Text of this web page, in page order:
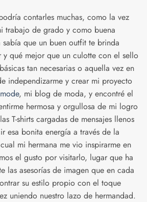
contarles muchas, como la vez
trabajo de grado y como buena
que un buen outfit te brinda
y qué mejor que un culotte con el sello
tan necesarias o aquella vez en
independizarme y crear mi proyecto
, mi blog de moda, y encontré el
hermosa y orgullosa de mi logro
T-shirts cargadas de mensajes llenos
esa bonita energía a través de la
mi hermana me vio inspirarme en
el gusto por visitarlo, lugar que ha
las asesorías de imagen que en cada
su estilo propio con el toque
uniendo nuestro lazo de hermandad.